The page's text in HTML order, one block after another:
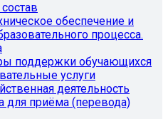
обеспечение и
процесса.
поддержки обучающихся
услуги
деятельность
для приёма (перевода)